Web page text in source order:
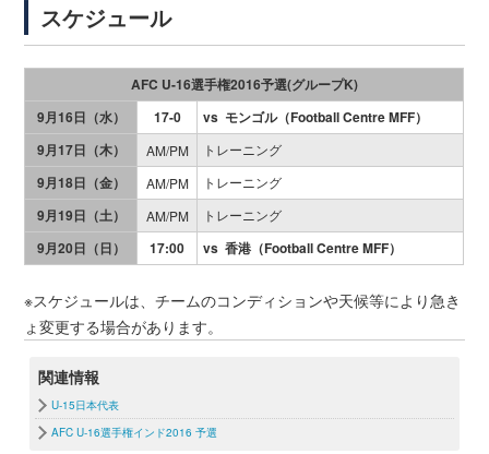
スケジュール
AFC U-16選手権2016予選(グループK)
9月16日（水）
17-0
vs モンゴル（Football Centre MFF）
9月17日（木）
AM/PM トレーニング
9月18日（金） AM/PM トレーニング
9月19日（土） AM/PM トレーニング
9月20日（日） 17:00 vs 香港（Football Centre MFF）
※スケジュールは、チームのコンディションや天候等により急き
ょ変更する場合があります。
関連情報
U-15日本代表
AFC U-16選手権インド2016 予選